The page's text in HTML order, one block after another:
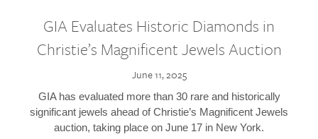
GIA Evaluates Historic Diamonds in
Christie’s Magnificent Jewels Auction
June 11, 2025
GIA has evaluated more than 30 rare and historically
significant jewels ahead of Christie’s Magnificent Jewels
auction, taking place on June 17 in New York.